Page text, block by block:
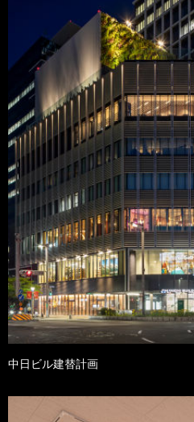
中日ビル建替計画